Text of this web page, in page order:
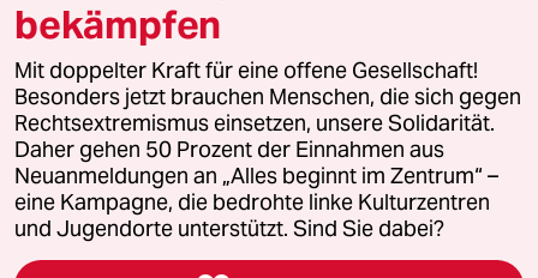
© 2026 taz Verlags und Vertriebs GmbH
Alle Rechte vorbehalten. Bei rechtlichen Fragen oder für Genehmigungen
wenden Sie sich bitte an
lizenzen@taz.de
Feedback Redaktionsstatut Kommune-Richtlinien
Leitlinie Informant Datenschutz Impressum AGB
bekämpfen
Mit doppelter Kraft für eine offene Gesellschaft!
Besonders jetzt brauchen Menschen, die sich gegen
Rechtsextremismus einsetzen, unsere Solidarität.
Daher gehen 50 Prozent der Einnahmen aus
Neuanmeldungen an „Alles beginnt im Zentrum“ –
eine Kampagne, die bedrohte linke Kulturzentren
und Jugendorte unterstützt. Sind Sie dabei?